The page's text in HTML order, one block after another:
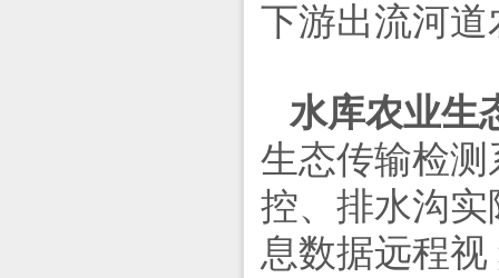
下游出流河
水库农业生
生态传输检
控、排水沟
息数据远程